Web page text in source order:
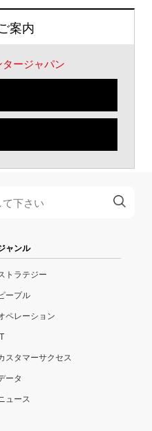
案内
ージャパン
ャンル
トラテジー
ープル
ペレーション
スタマーサクセス
ータ
ュース